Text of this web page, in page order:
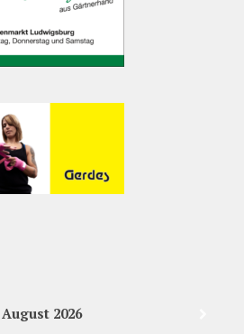
August 2026